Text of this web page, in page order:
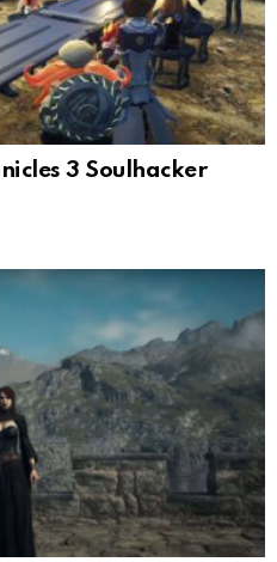
3 Soulhacker